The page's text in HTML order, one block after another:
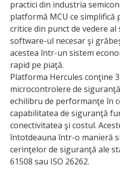
practici din industria
platformă MCU ce
critice din punct de vedere
software-ul necesar şi
acestea într-un sistem
rapid pe piaţă.
Platforma Hercules conţine
microcontrolere de
echilibru de performanţe în
capabilitatea de siguranţă
conectivitatea şi costul.
întotdeauna într-o manieră
cerinţelor de siguranţă ale
61508 sau ISO 26262.